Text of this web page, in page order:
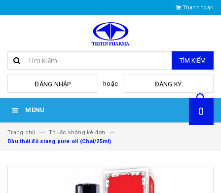
Thanh toán
TÌM KIẾM
ĐĂNG NHẬP hoặc ĐĂNG KÝ
MENU 0
Trang chủ
Thuốc không kê đơn
Dầu thái đỏ siang pure oil (Chai/25ml)